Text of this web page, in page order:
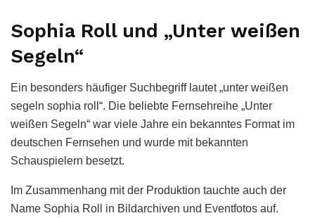
Sophia Roll und „Unter weißen
Segeln“
Ein besonders häufiger Suchbegriff lautet „unter weißen
segeln sophia roll“. Die beliebte Fernsehreihe „Unter
weißen Segeln“ war viele Jahre ein bekanntes Format im
deutschen Fernsehen und wurde mit bekannten
Schauspielern besetzt.
Im Zusammenhang mit der Produktion tauchte auch der
Name Sophia Roll in Bildarchiven und Eventfotos auf.